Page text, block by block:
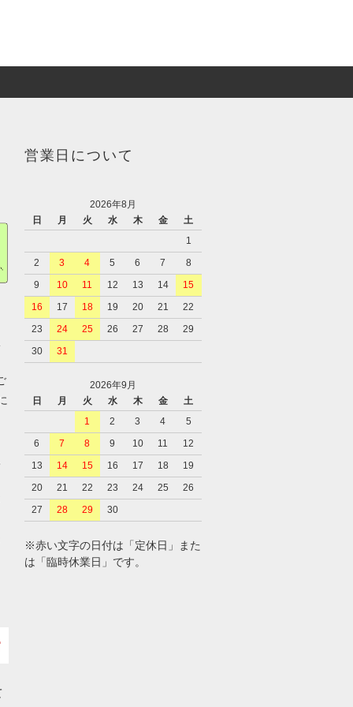
営業日について
2026年8月
日
月 火 水 木 金
土
1
2
3 4 5 6 7
8
9
10 11 12 13 14
15
16
17 18 19 20 21
22
23
24 25 26 27 28
29
30
31
2026年9月
日
月 火 水 木 金
土
1
2 3 4
5
6
7 8 9 10 11
12
13
14 15 16 17 18
19
20
21 22 23 24 25
26
27
28 29 30
※赤い文字の日付は「定休日」また
は「臨時休業日」です。